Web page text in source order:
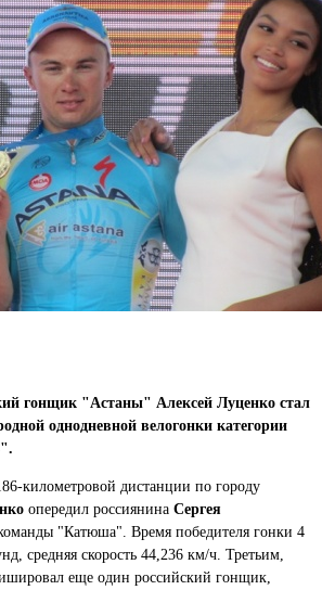
гонщик "Астаны" Алексей Луценко стал
однодневной велогонки категории
километровой дистанции по городу
опередил россиянина Сергея
"Катюша". Время победителя гонки 4
средняя скорость 44,236 км/ч. Третьим,
еще один российский гонщик,